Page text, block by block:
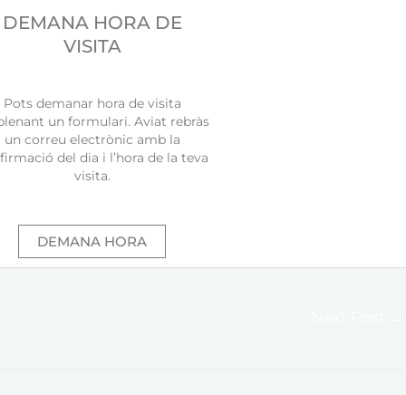
DEMANA HORA DE
VISITA
Pots demanar hora de visita
un formulari. Aviat rebràs
un correu electrònic amb la
del dia i l’hora de la teva
visita.
DEMANA HORA